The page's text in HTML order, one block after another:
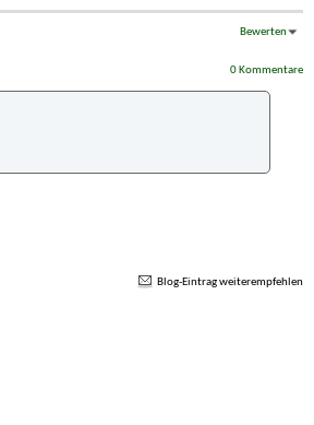
Bewerten
0 Kommentare
Blog-Eintrag weiterempfehlen